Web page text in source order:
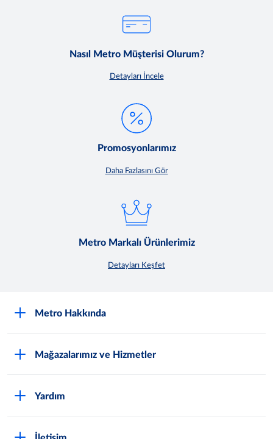
Nasıl Metro Müşterisi Olurum?
Detayları İncele
Promosyonlarımız
Daha Fazlasını Gör
Metro Markalı Ürünlerimiz
Detayları Keşfet
Metro Hakkında
Metro'da Kariyer
Mağazalarımız ve Hizmetler
Yardım